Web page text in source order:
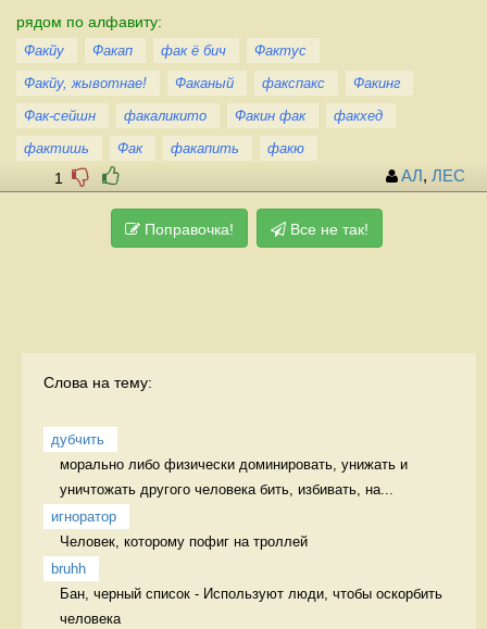
рядом по алфавиту:
Факйу Факап фак ё бич
Фактус
Факйу, жывотнае!
Факаный факспакс
Факинг
Фак-сейшн
факаликито Факин фак
факхед
фактишь
Фак факапить факю
1 АЛ, ЛЕС
Поправочка! Все не так!
Слова на тему:
дубчить
морально либо физически доминировать, унижать и
уничтожать другого человека бить, избивать, на...
игноратор
Человек, которому пофиг на троллей
bruhh
Бан, черный список - Используют люди, чтобы оскорбить
человека